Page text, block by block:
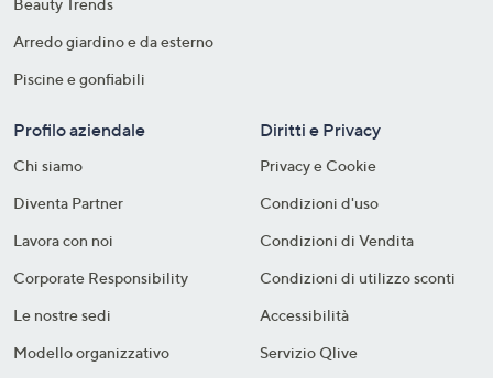
Arredo giardino e da esterno
Piscine e gonfiabili
Profilo aziendale
Chi siamo
Diventa Partner
Lavora con noi
Corporate Responsibility
Le nostre sedi
Modello organizzativo
Diritti e Privacy
Privacy e Cookie
Condizioni d'uso
Condizioni di Vendita
Condizioni di utilizzo sconti
Accessibilità
Servizio Qlive